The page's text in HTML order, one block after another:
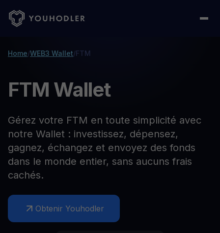
Home/WEB3 Wallet/FTM
FTM Wallet
Gérez votre FTM en toute simplicité avec
notre Wallet : investissez, dépensez,
gagnez, échangez et envoyez des fonds
dans le monde entier, sans aucuns frais
cachés.
Obtenir Youhodler